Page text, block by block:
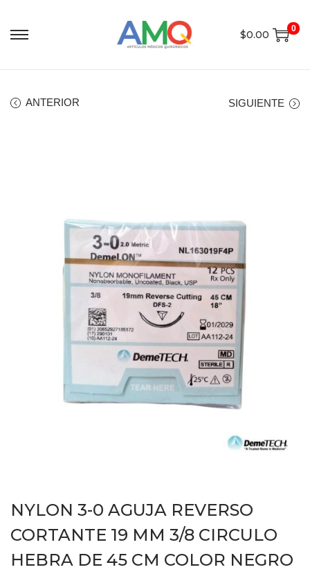
$0.00
0
ANTERIOR SIGUIENTE
NYLON 3-0 AGUJA REVERSO
CORTANTE 19 MM 3/8 CIRCULO
HEBRA DE 45 CM COLOR NEGRO